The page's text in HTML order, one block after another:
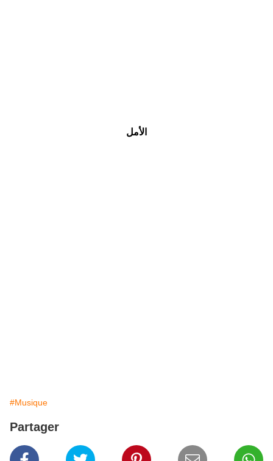
الأمل
#Musique
Partager